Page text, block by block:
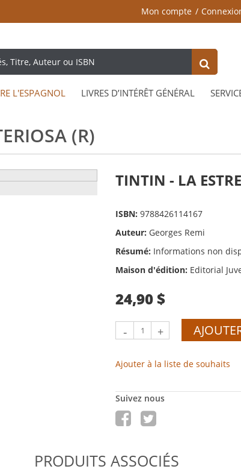
Mon compte
L'ESPAGNOL LIVRES D’INTÉRÊT GÉNÉRAL
(R)
TINTIN - LA
ISBN: 9788426114167
Auteur: Georges Remi
Résumé: Informations non
Maison d'édition: Editorial
24,90 $
- +
Ajouter à la liste de souhaits
Suivez nous
PRODUITS ASSOCIÉS